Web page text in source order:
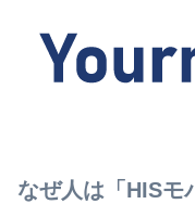
なぜ人は「HISモ